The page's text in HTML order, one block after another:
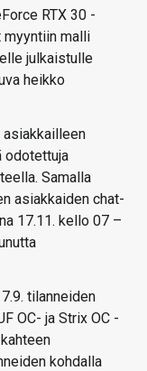
RTX 30 -
myyntiin malli
julkaistulle
heikko
asiakkailleen
odotettuja
Samalla
asiakkaiden chat-
17.11. kello 07 –
tilanneiden
OC- ja Strix OC -
kohdalla